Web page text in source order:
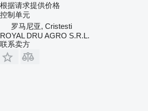
根据请求提供价格
控制单元
罗马尼亚, Cristesti
ROYAL DRU AGRO S.R.L.
联系卖方